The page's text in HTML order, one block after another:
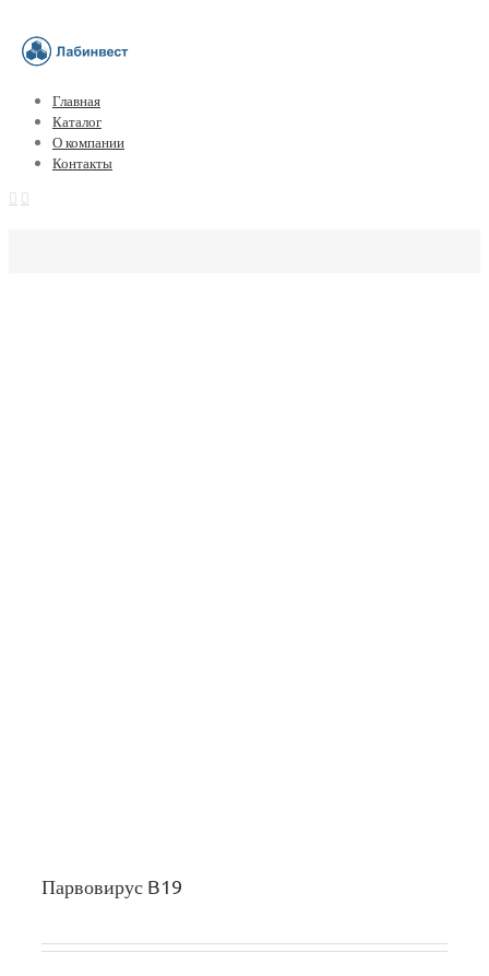
Главная
Каталог
О компании
Контакты
Парвовирус B19